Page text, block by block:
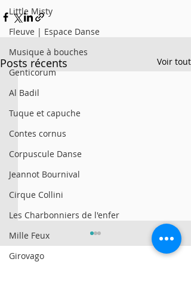
Little Misty
Fleuve | Espace Danse
Musique à bouches
Genticorum
Al Badil
Tuque et capuche
Contes cornus
Corpuscule Danse
Jeannot Bournival
Cirque Collini
Les Charbonniers de l'enfer
Mille Feux
Girovago
Posts récents Voir tout